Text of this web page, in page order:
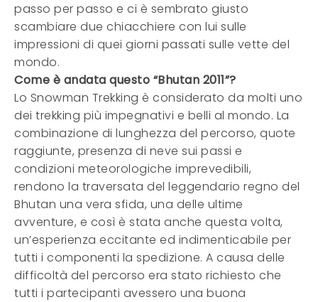
passo per passo e ci è sembrato giusto
scambiare due chiacchiere con lui sulle
impressioni di quei giorni passati sulle vette del
mondo.
Come è andata questo “Bhutan 2011”?
Lo Snowman Trekking è considerato da molti uno
dei trekking più impegnativi e belli al mondo. La
combinazione di lunghezza del percorso, quote
raggiunte, presenza di neve sui passi e
condizioni meteorologiche imprevedibili,
rendono la traversata del leggendario regno del
Bhutan una vera sfida, una delle ultime
avventure, e così è stata anche questa volta,
un’esperienza eccitante ed indimenticabile per
tutti i componenti la spedizione. A causa delle
difficoltà del percorso era stato richiesto che
tutti i partecipanti avessero una buona